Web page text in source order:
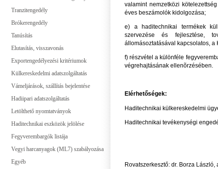
Tranzitengedély
Brókerengedély
Tanúsítás
Elutasítás, visszavonás
Exportengedélyezési kritériumok
Külkereskedelmi adatszolgáltatás
Vámeljárások, szállítás bejelentése
Hadiipari adatszolgáltatás
Letölthető nyomtatványok
Haditechnikai eszközök jelölése
Fegyverembargók listája
Vegyi harcanyagok (ML7) szabályozása
Egyéb
valamint nemzetközi
éves beszámolók kidolgozása;
e) a haditechnikai termékek
szervezése és fejlesztése,
állomásoztatásával kapcsolatos,
f) részvétel a különféle
végrehajtásának ellenõrzésében.
Elérhetőségek:
Haditechnikai külkereskedelmi
Haditechnikai tevékenységi
Rovatszerkesztő: dr. Borza László,